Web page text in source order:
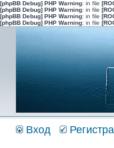
[phpBB Debug] PHP Warning: in file
[phpBB Debug] PHP Warning: in file
[phpBB Debug] PHP Warning: in file
[phpBB Debug] PHP Warning: in file
Вход